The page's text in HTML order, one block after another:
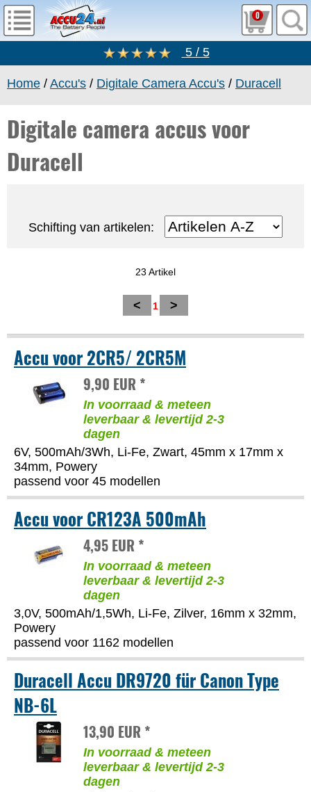
0
5 / 5
Home / Accu's / Digitale Camera Accu's / Duracell
Digitale camera accus voor
Duracell
Schifting van artikelen:
23 Artikel
< 1 >
Accu voor 2CR5/ 2CR5M
9,90 EUR *
In voorraad & meteen
leverbaar & levertijd 2-3
dagen
6V, 500mAh/3Wh, Li-Fe, Zwart, 45mm x 17mm x
34mm, Powery
passend voor 45 modellen
Accu voor CR123A 500mAh
4,95 EUR *
In voorraad & meteen
leverbaar & levertijd 2-3
dagen
3,0V, 500mAh/1,5Wh, Li-Fe, Zilver, 16mm x 32mm,
Powery
passend voor 1162 modellen
Duracell Accu DR9720 für Canon Type
NB-6L
13,90 EUR *
In voorraad & meteen
leverbaar & levertijd 2-3
dagen